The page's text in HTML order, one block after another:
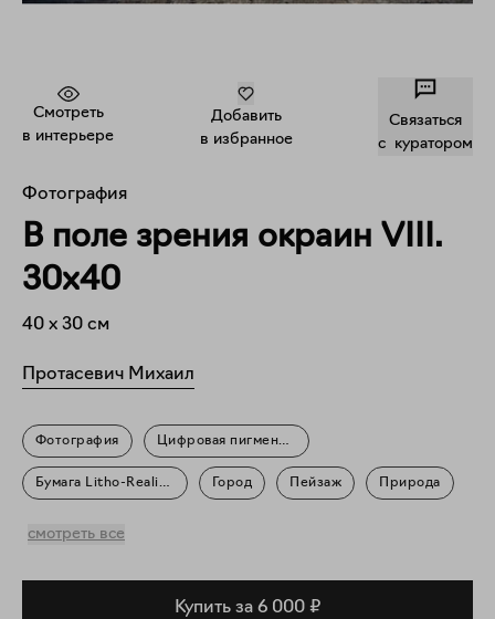
Смотреть
в интерьере
Добавить
в избранное
Связаться
c куратором
Фотография
В поле зрения окраин VIII.
30х40
40 x 30 см
Протасевич Михаил
Фотография Цифровая пигментная печать
Бумага Litho-Realistic PaperГород Пейзаж Природа
смотреть все
Купить за 6 000 ₽